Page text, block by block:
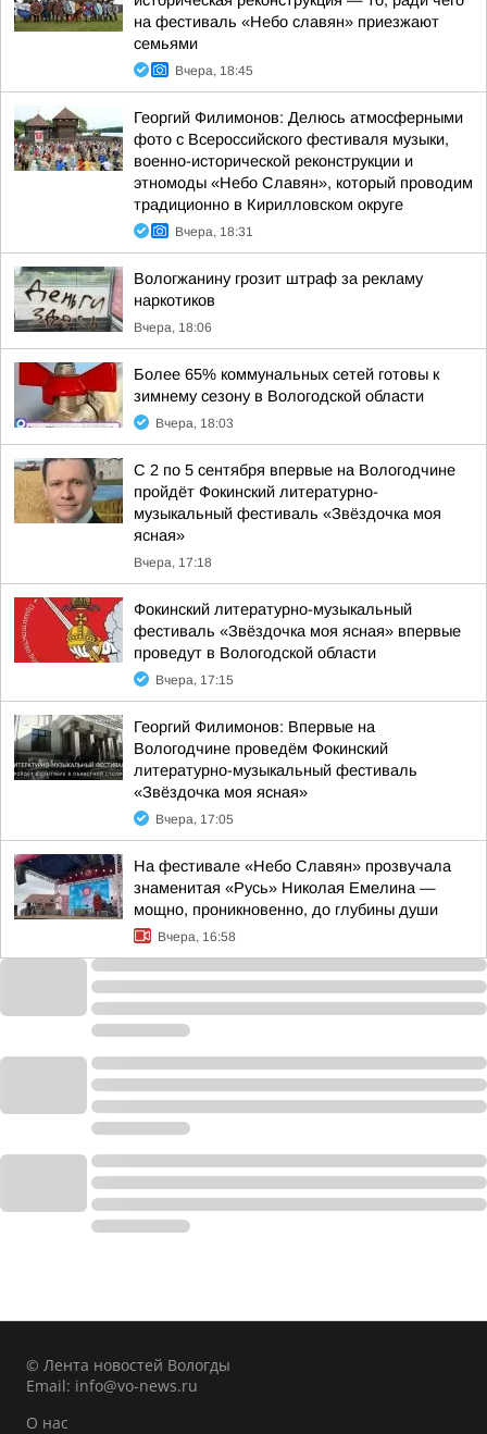
на фестиваль «Небо славян» приезжают
семьями
Вчера, 18:45
Георгий Филимонов: Делюсь атмосферными
фото с Всероссийского фестиваля музыки,
военно-исторической реконструкции и
этномоды «Небо Славян», который проводим
традиционно в Кирилловском округе
Вчера, 18:31
Вологжанину грозит штраф за рекламу
наркотиков
Вчера, 18:06
Более 65% коммунальных сетей готовы к
зимнему сезону в Вологодской области
Вчера, 18:03
С 2 по 5 сентября впервые на Вологодчине
пройдёт Фокинский литературно-
музыкальный фестиваль «Звёздочка моя
ясная»
Вчера, 17:18
Фокинский литературно-музыкальный
фестиваль «Звёздочка моя ясная» впервые
проведут в Вологодской области
Вчера, 17:15
Георгий Филимонов: Впервые на
Вологодчине проведём Фокинский
литературно-музыкальный фестиваль
«Звёздочка моя ясная»
Вчера, 17:05
На фестивале «Небо Славян» прозвучала
знаменитая «Русь» Николая Емелина —
мощно, проникновенно, до глубины души
Вчера, 16:58
© Лента новостей Вологды
Email: info@vo-news.ru
О нас